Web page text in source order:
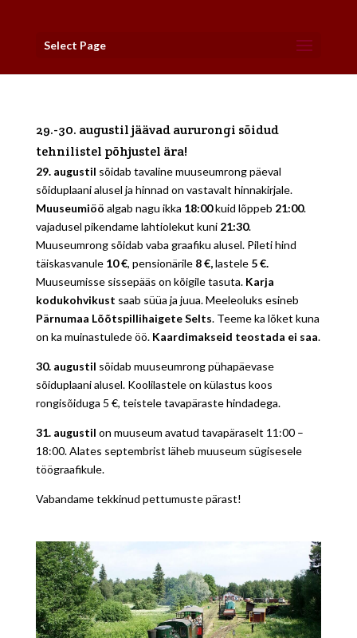
Select Page
29.-30. augustil jäävad aururongi sõidud
tehnilistel põhjustel ära!
29. augustil sõidab tavaline muuseumrong päeval
sõiduplaani alusel ja hinnad on vastavalt hinnakirjale.
Muuseumiöö algab nagu ikka 18:00kuid lõppeb 21:00.
vajadusel pikendame lahtiolekut kuni 21:30.
Muuseumrong sõidab vaba graafiku alusel. Pileti hind
täiskasvanule 10 €, pensionärile 8 €,lastele5 €.
Muuseumisse sissepääs on kõigile tasuta. Karja
kodukohvikust saab süüa ja juua. Meeleoluks esineb
Pärnumaa Lõõtspillihaigete Selts. Teeme ka lõket kuna
on ka muinastulede öö. Kaardimakseid teostada ei saa.
30. augustil sõidab muuseumrong pühapäevase
sõiduplaani alusel. Koolilastele on külastus koos
rongisõiduga 5 €, teistele tavapäraste hindadega.
31. augustil on muuseum avatud tavapäraselt 11:00 –
18:00. Alates septembrist läheb muuseum sügisesele
töögraafikule.
Vabandame tekkinud pettumuste pärast!